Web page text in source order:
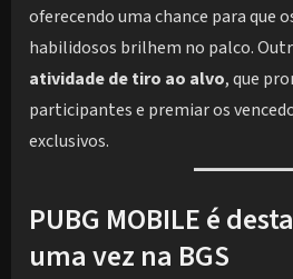
oferecendo uma chance para que
habilidosos brilhem no palco.
atividade de tiro ao alvo, que
participantes e premiar os
exclusivos.
PUBG MOBILE é
uma vez na BGS